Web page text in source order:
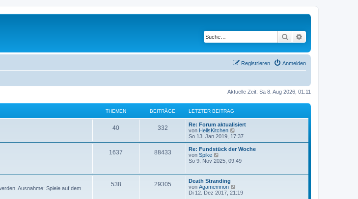
Suche
Anmelden
Registrieren
Aktuelle Zeit: Sa 8. Aug 2026, 01:11
THEMEN BEITRÄGE LETZTER BEITRAG
40 332
Re: Forum aktualisiert
von HellsKitchen
e
u
e
t
B
t
So 13. Jan 2019, 17:37
1637 88433
Re: Fundstück der Woche
von Spike
e
s
t
e
r
So 9. Nov 2025, 09:49
Ausnahme: Spiele auf dem
538 29305
Death Stranding
von Agamemnon
e
Di 12. Dez 2017, 21:19